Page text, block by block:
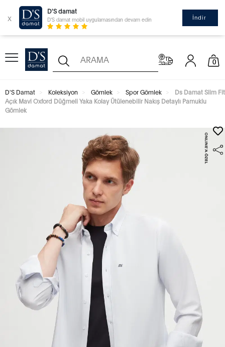
x
D'S damat
D'S damat mobil uygulamasından devam edin İndir
0
D'S Damat Koleksiyon Gömlek Spor Gömlek
Ds Damat Slim Fit
Açık Mavi Oxford Düğmeli Yaka Kolay Ütülenebilir Nakış Detaylı Pamuklu
Gömlek